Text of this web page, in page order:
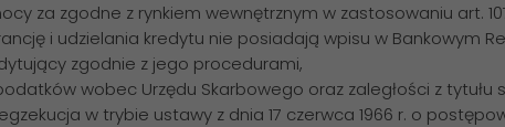
za zgodne z rynkiem wewnętrznym w zastosowaniu art. 107 i
i udzielania kredytu nie posiadają wpisu w Bankowym
zgodnie z jego procedurami,
wobec Urzędu Skarbowego oraz zaległości z tytułu
w trybie ustawy z dnia 17 czerwca 1966 r. o